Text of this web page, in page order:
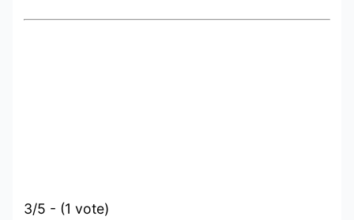
3/5 - (1 vote)